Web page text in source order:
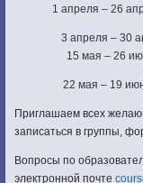
1 апреля – 26
3 апреля – 30
15 мая – 26
22 мая – 19
Приглашаем всех
записаться в группы,
Вопросы по
электронной почте